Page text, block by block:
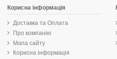
Корисна інформація
Доставка та Оплата
Про компанію
Мапа сайту
Корисна інформація